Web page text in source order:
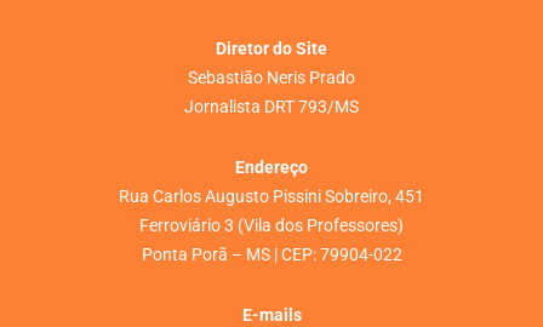
Diretor do Site
Sebastião Neris Prado
Jornalista DRT 793/MS
Endereço
Rua Carlos Augusto Pissini Sobreiro, 451
Ferroviário 3 (Vila dos Professores)
Ponta Porã – MS | CEP: 79904-022
E-mails